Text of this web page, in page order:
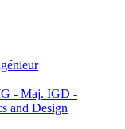
- Maj. IGD -
and Design